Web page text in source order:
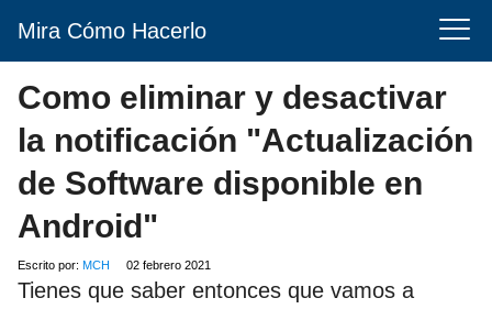
Mira Cómo Hacerlo
Como eliminar y desactivar
la notificación "Actualización
de Software disponible en
Android"
Escrito por: MCH 02 febrero 2021
Tienes que saber entonces que vamos a